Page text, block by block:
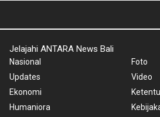
Jelajahi ANTARA News Bali
Nasional
Updates
Ekonomi
Humaniora
Foto
Video